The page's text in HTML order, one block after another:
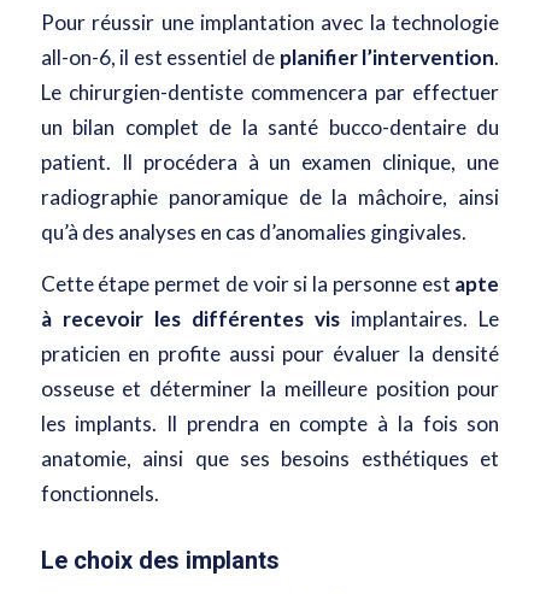
Pour réussir une implantation avec la technologie
all-on-6, il est essentiel de planifier l’intervention.
Le chirurgien-dentiste commencera par effectuer
un bilan complet de la santé bucco-dentaire du
patient. Il procédera à un examen clinique, une
radiographie panoramique de la mâchoire, ainsi
qu’à des analyses en cas d’anomalies gingivales.
Cette étape permet de voir si la personne est apte
à recevoir les différentes vis implantaires. Le
praticien en profite aussi pour évaluer la densité
osseuse et déterminer la meilleure position pour
les implants. Il prendra en compte à la fois son
anatomie, ainsi que ses besoins esthétiques et
fonctionnels.
Le choix des implants